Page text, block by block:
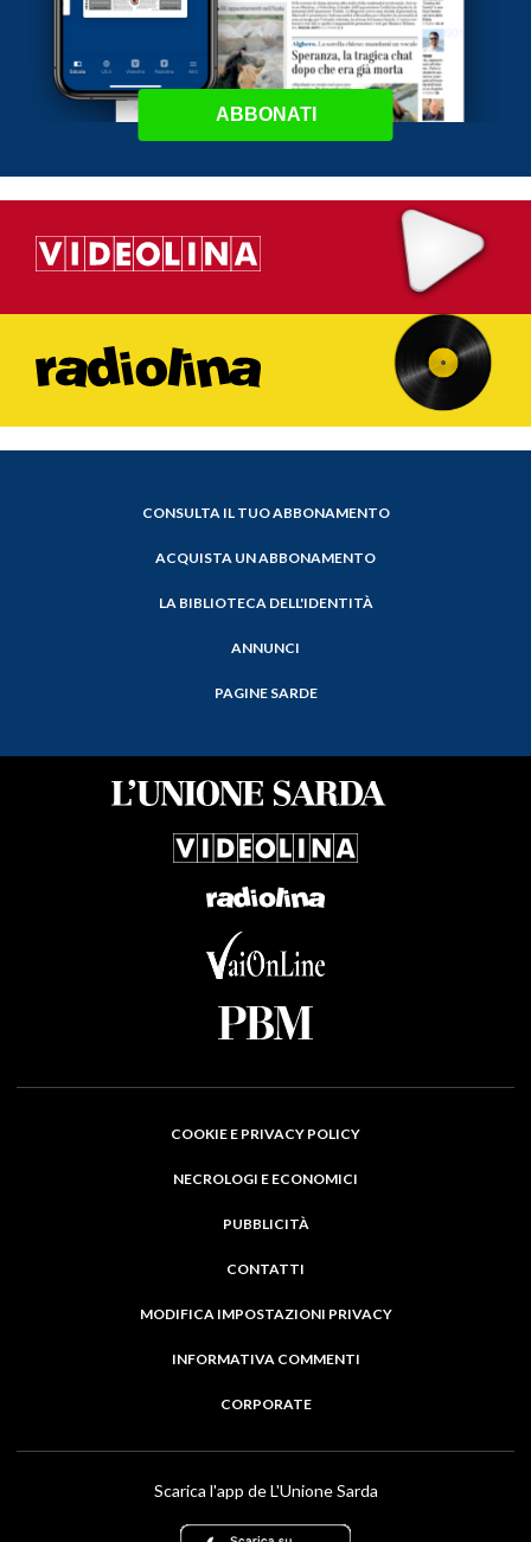
ABBONATI
CONSULTA IL TUO ABBONAMENTO
ACQUISTA UN ABBONAMENTO
LA BIBLIOTECA DELL'IDENTITÀ
ANNUNCI
PAGINE SARDE
COOKIE E PRIVACY POLICY
NECROLOGI E ECONOMICI
PUBBLICITÀ
CONTATTI
MODIFICA IMPOSTAZIONI PRIVACY
INFORMATIVA COMMENTI
CORPORATE
Scarica l'app de L'Unione Sarda